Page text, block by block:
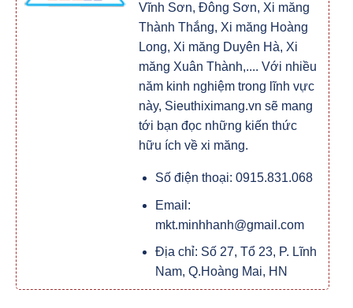
Vĩnh Sơn, Đông Sơn, Xi măng
Thành Thắng, Xi măng Hoàng
Long, Xi măng Duyên Hà, Xi
măng Xuân Thành,.... Với nhiều
năm kinh nghiệm trong lĩnh vực
này, Sieuthiximang.vn sẽ mang
tới bạn đọc những kiến thức
hữu ích về xi măng.
Số điện thoại: 0915.831.068
Email:
mkt.minhhanh@gmail.com
Địa chỉ: Số 27, Tổ 23, P. Lĩnh
Nam, Q.Hoàng Mai, HN